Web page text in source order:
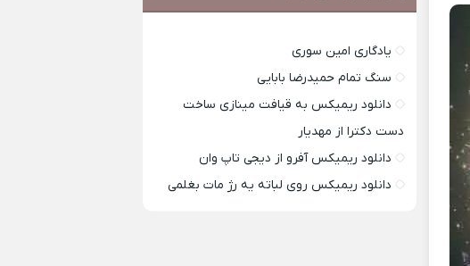
یادگاری امین سوری
سنگ تمام حمیدرضا بابایی
دانلود ریمیکس به قیافت مینازی ساخت
دست دکترا از مهدیار
دانلود ریمیکس آفرو از ديجی تاپ وان
دانلود ریمیکس روی لباته یه رژ مات بغلمی